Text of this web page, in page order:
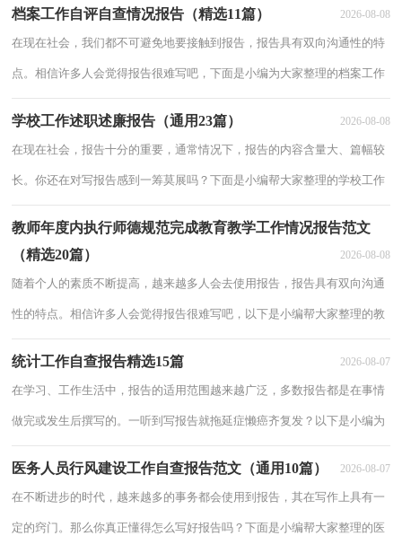
档案工作自评自查情况报告（精选11篇） 2026-08-08
在现在社会，我们都不可避免地要接触到报告，报告具有双向沟通性的特
点。相信许多人会觉得报告很难写吧，下面是小编为大家整理的档案工作
学校工作述职述廉报告（通用23篇） 2026-08-08
在现在社会，报告十分的重要，通常情况下，报告的内容含量大、篇幅较
长。你还在对写报告感到一筹莫展吗？下面是小编帮大家整理的学校工作
教师年度内执行师德规范完成教育教学工作情况报告范文
（精选20篇）
2026-08-08
随着个人的素质不断提高，越来越多人会去使用报告，报告具有双向沟通
性的特点。相信许多人会觉得报告很难写吧，以下是小编帮大家整理的教
统计工作自查报告精选15篇 2026-08-07
在学习、工作生活中，报告的适用范围越来越广泛，多数报告都是在事情
做完或发生后撰写的。一听到写报告就拖延症懒癌齐复发？以下是小编为
医务人员行风建设工作自查报告范文（通用10篇） 2026-08-07
在不断进步的时代，越来越多的事务都会使用到报告，其在写作上具有一
定的窍门。那么你真正懂得怎么写好报告吗？下面是小编帮大家整理的医